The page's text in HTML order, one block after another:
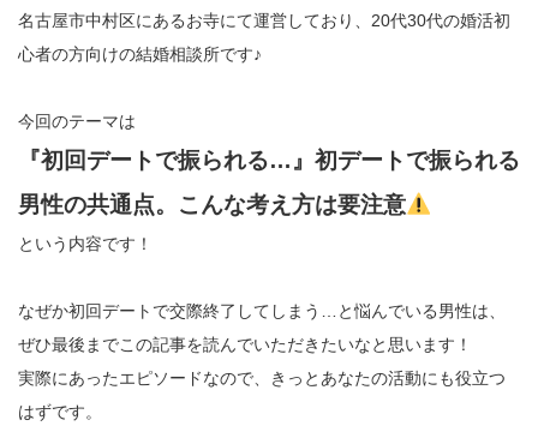
名古屋市中村区にあるお寺にて運営しており、20代30代の婚活初
心者の方向けの結婚相談所です♪
今回のテーマは
『初回デートで振られる…』初デートで振られる
男性の共通点。こんな考え方は要注意
という内容です！
なぜか初回デートで交際終了してしまう…と悩んでいる男性は、
ぜひ最後までこの記事を読んでいただきたいなと思います！
実際にあったエピソードなので、きっとあなたの活動にも役立つ
はずです。